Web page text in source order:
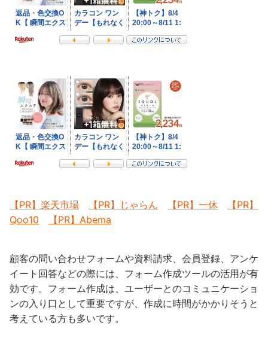
【PR】楽天市場 【PR】じゃらん 【PR】一休
【PR】
Qoo10
【PR】Abema
顧客の問い合わせフォームや資料請求、会員登録、アンケ
イート回答などの際には、フォーム作成ツールの活用が有
効です。フォーム作成は、ユーザーとのコミュニケーショ
ンの入り口として重要ですが、作成に時間がかかりそうと
考えている方も多いです。